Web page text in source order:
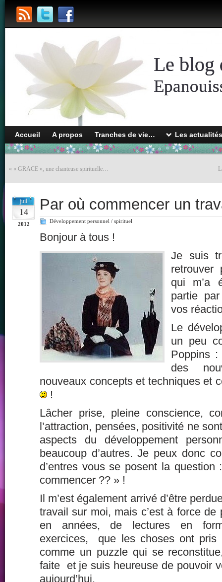
Le blog
Accueil A propos Tranches de vie… Les
« « GRACE », une chanteuse spirituelle…
juil
14
2012
Par où commencer un
Développement personnel / spirituel
Bonjour à tous !
Je suis
retrouver
qui m’a
partie
vos
Le
un peu
Poppins :
des
nouveaux concepts et techniques et
!
Lâcher prise, pleine conscience,
l’attraction, pensées, positivité ne
aspects du développement
beaucoup d’autres. Je peux donc
d’entres vous se posent la
commencer ?? » !
Il m’est également arrivé d’être
travail sur moi, mais c’est à force de
en années, de lectures en
exercices, que les choses ont pris
comme un puzzle qui se
faite et je suis heureuse de pouvoir
aujourd’hui.